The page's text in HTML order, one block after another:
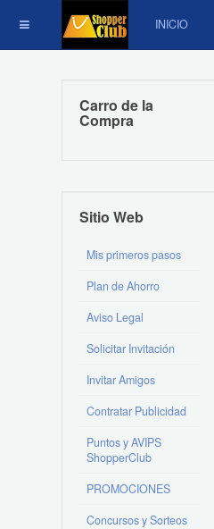
INICIO
Carro de la
Compra
Sitio Web
Mis primeros pasos
Plan de Ahorro
Aviso Legal
Solicitar Invitación
Invitar Amigos
Contratar Publicidad
Puntos y AVIPS
ShopperClub
PROMOCIONES
Concursos y Sorteos